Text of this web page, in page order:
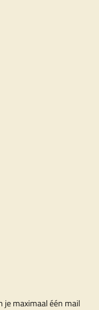
je maximaal één mail